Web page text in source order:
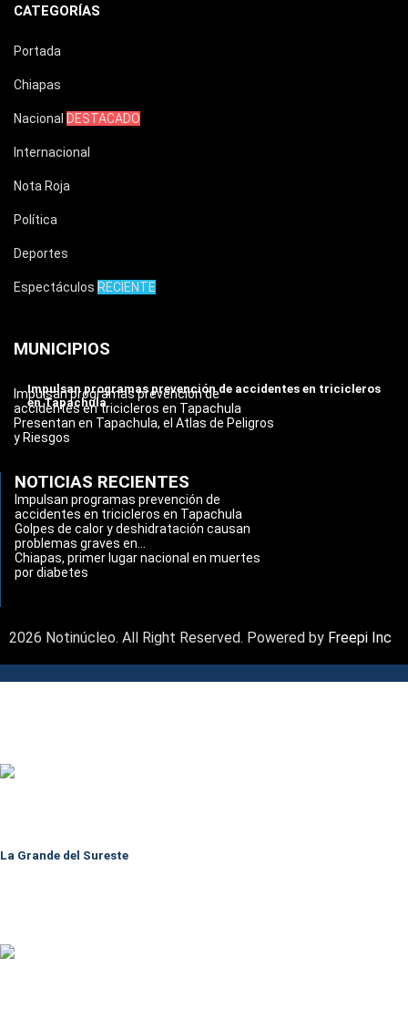
CATEGORÍAS
Portada
Chiapas
Nacional DESTACADO
Internacional
Nota Roja
Política
Deportes
Espectáculos RECIENTE
MUNICIPIOS
Impulsan programas prevención de accidentes en tricicleros
en Tapachula
Impulsan programas prevención de
accidentes en tricicleros en Tapachula
Presentan en Tapachula, el Atlas de Peligros
y Riesgos
NOTICIAS RECIENTES
Impulsan programas prevención de
accidentes en tricicleros en Tapachula
Golpes de calor y deshidratación causan
problemas graves en...
Chiapas, primer lugar nacional en muertes
por diabetes
2026 Notinúcleo. All Right Reserved. Powered by Freepi Inc
La Grande del Sureste